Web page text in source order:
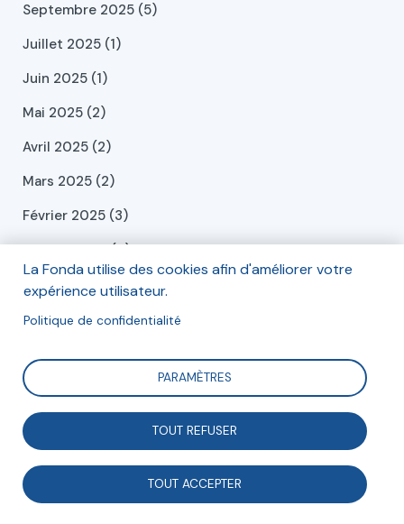
Septembre 2025 (5)
Juillet 2025 (1)
Juin 2025 (1)
Mai 2025 (2)
Avril 2025 (2)
Mars 2025 (2)
Février 2025 (3)
Janvier 2025 (4)
Décembre 2024 (6)
Novembre 2024 (1)
Septembre 2024 (2)
Juillet 2024 (2)
Juin 2024 (2)
Mai 2024 (2)
La Fonda utilise des cookies afin d'améliorer votre
expérience utilisateur.
Politique de confidentialité
PARAMÈTRES
TOUT REFUSER
TOUT ACCEPTER